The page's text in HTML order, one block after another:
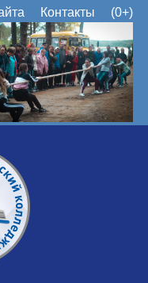
Контакты (0+)